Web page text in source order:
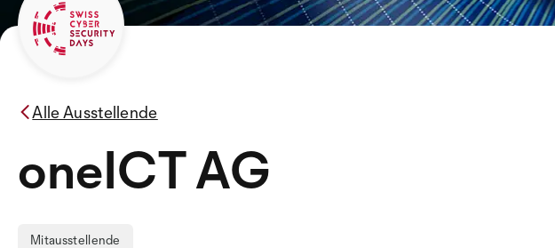
Alle Ausstellende
oneICT AG
Mitausstellende